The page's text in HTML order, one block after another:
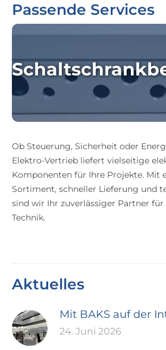
Passende Services
Ob Steuerung, Sicherheit oder
Elektro-Vertrieb liefert vielseitige
Komponenten für Ihre Projekte. Mit
Sortiment, schneller Lieferung und
sind wir Ihr zuverlässiger Partner
Technik.
Aktuelles
Mit BAKS auf der
24. Juni 2026